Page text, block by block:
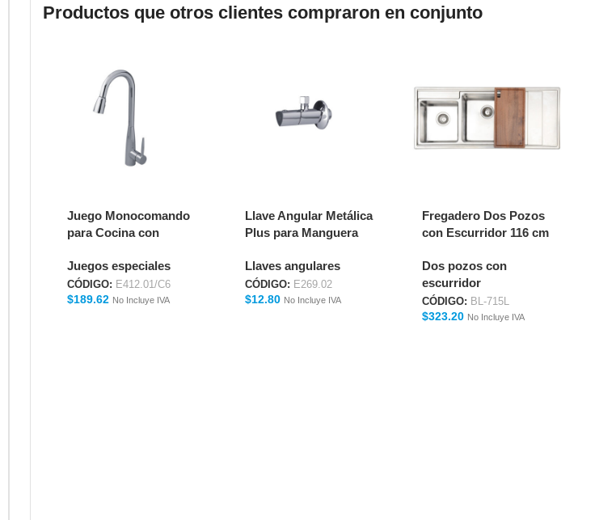
Productos que otros clientes compraron en conjunto
Juego Monocomando
para Cocina con
DATURA E412.01/C6
Juegos especiales
CÓDIGO: E412.01/C6
$189.62 No Incluye IVA
Llave Angular Metálica
Plus para Manguera
Llaves angulares
CÓDIGO: E269.02
$12.80 No Incluye IVA
Fregadero Dos Pozos
con Escurridor 116 cm
Dos pozos con
escurridor
CÓDIGO: BL-715L
$323.20 No Incluye IVA